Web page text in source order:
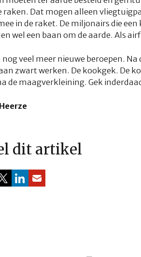
raken. Dat mogen alleen
in de raket. De miljonairs die
wel een baan om de aarde. Als
nog veel meer nieuwe beroepen.
zwart werken. De kookgek. De
de maagverkleining. Gek
dit artikel